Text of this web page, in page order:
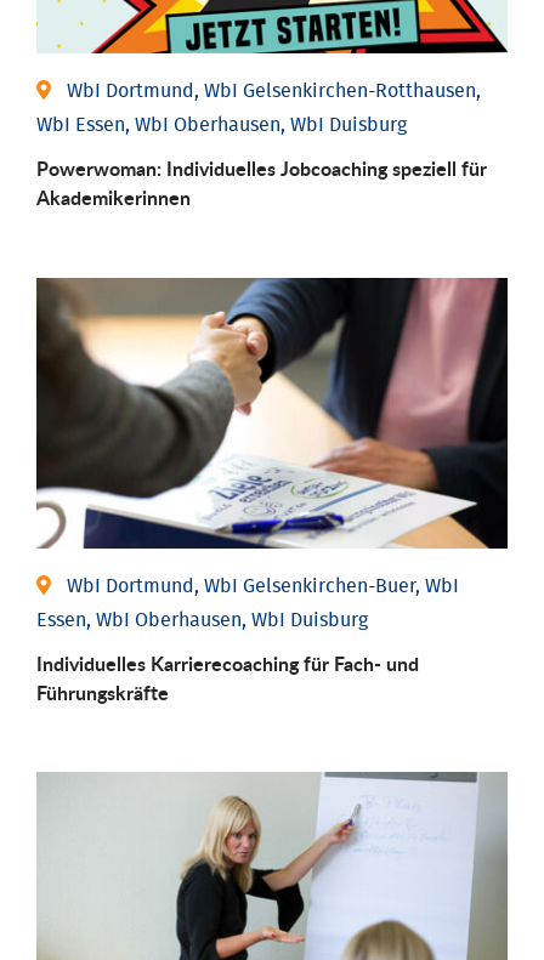
WbI Dortmund, WbI Gelsenkirchen-Rotthausen,
WbI Essen, WbI Oberhausen, WbI Duisburg
Powerwoman: Individu­elles Job­coaching speziell für
Aka­demiker­innen
WbI Dortmund, WbI Gelsenkirchen-Buer, WbI
Essen, WbI Oberhausen, WbI Duisburg
Individu­elles Karrierecoaching für Fach-­ und
Führungs­kräfte